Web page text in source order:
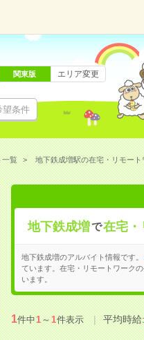
望条件
関東版 エリア変更
一覧 地下鉄成増駅の在宅・リモー
地下鉄成増で在宅・
地下鉄成増のアルバイト情報です。
ています。在宅・リモートワークの
います。
1件中1～1件表示 平均時給: